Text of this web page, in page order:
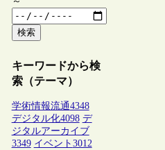
検索
キーワードから検
索（テーマ）
学術情報流通4348
デジタル化4098 デ
ジタルアーカイブ
3349 イベント 3012